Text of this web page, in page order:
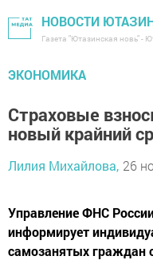
НОВОСТИ
Газета "Ютазинская новь" -
ЭКОНОМИКА
Страховые
новый крайний
Лилия Михайлова, 26
Управление ФНС
информирует
самозанятых граждан